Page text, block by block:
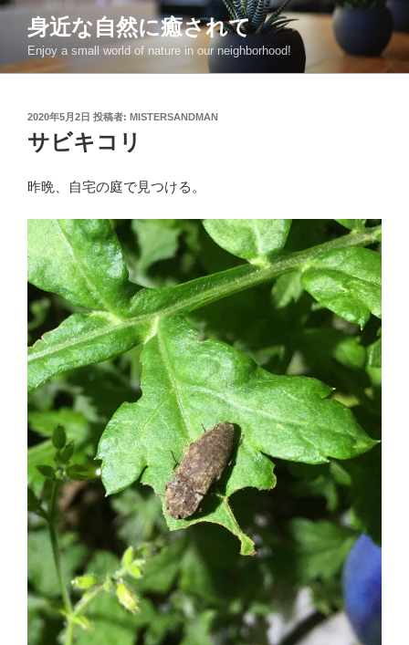
コ
ン
身近な自然に癒されて
Enjoy a small world of nature in our neighborhood!
投
稿
日:
2020年5月2日 投稿者: MISTERSANDMAN
サビキコリ
昨晩、自宅の庭で見つける。